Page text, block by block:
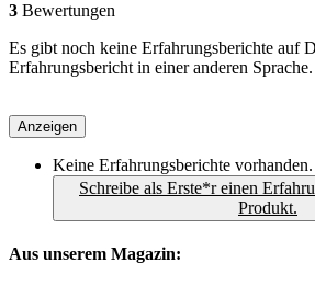
3 Bewertungen
Es gibt noch keine Erfahrungsberichte auf
Erfahrungsbericht in einer anderen Sprache.
Anzeigen
Keine Erfahrungsberichte vorhanden.
Schreibe als Erste*r einen
Produkt.
Aus unserem Magazin: